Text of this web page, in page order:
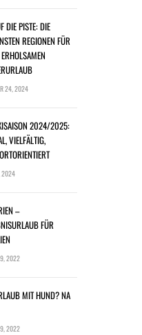
DIE PISTE: DIE
REGIONEN FÜR
24, 2024
2024/2025:
VIELFÄLTIG,
2024
–
FÜR
2022
MIT HUND? NA
2022